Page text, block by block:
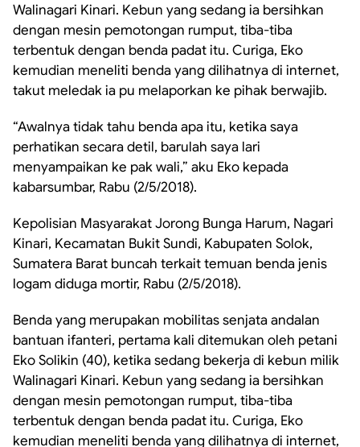
Walinagari Kinari. Kebun yang sedang ia bersihkan
dengan mesin pemotongan rumput, tiba-tiba
terbentuk dengan benda padat itu. Curiga, Eko
kemudian meneliti benda yang dilihatnya di internet,
takut meledak ia pu melaporkan ke pihak berwajib.
“Awalnya tidak tahu benda apa itu, ketika saya
perhatikan secara detil, barulah saya lari
menyampaikan ke pak wali,” aku Eko kepada
kabarsumbar, Rabu (2/5/2018).
Kepolisian Masyarakat Jorong Bunga Harum, Nagari
Kinari, Kecamatan Bukit Sundi, Kabupaten Solok,
Sumatera Barat buncah terkait temuan benda jenis
logam diduga mortir, Rabu (2/5/2018).
Benda yang merupakan mobilitas senjata andalan
bantuan ifanteri, pertama kali ditemukan oleh petani
Eko Solikin (40), ketika sedang bekerja di kebun milik
Walinagari Kinari. Kebun yang sedang ia bersihkan
dengan mesin pemotongan rumput, tiba-tiba
terbentuk dengan benda padat itu. Curiga, Eko
kemudian meneliti benda yang dilihatnya di internet,